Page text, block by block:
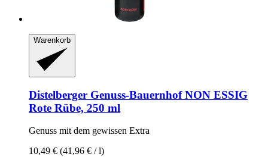
Warenkorb
Distelberger Genuss-BauernhofNON ESSIG
Rote Rübe, 250 ml
Genuss mit dem gewissen Extra
10,49 € (41,96 € / l)